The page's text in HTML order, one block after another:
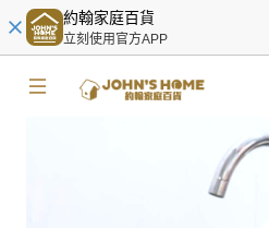
約翰家庭百貨
立刻使用官方APP